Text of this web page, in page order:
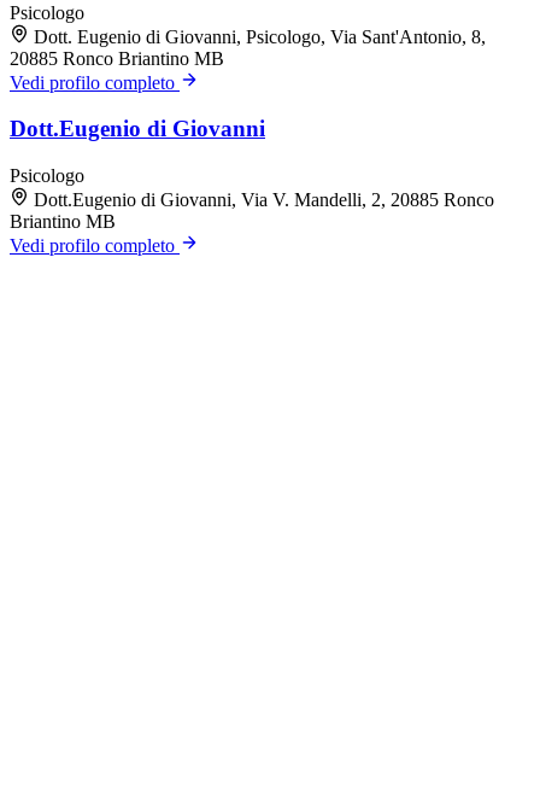
Psicologo
Dott. Eugenio di Giovanni, Psicologo, Via Sant'Antonio, 8,
20885 Ronco Briantino MB
Vedi profilo completo
Dott.Eugenio di Giovanni
Psicologo
Dott.Eugenio di Giovanni, Via V. Mandelli, 2, 20885 Ronco
Briantino MB
Vedi profilo completo